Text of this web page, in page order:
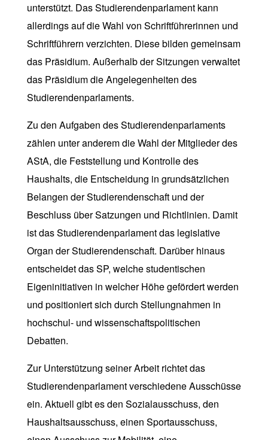
unterstützt. Das Studierendenparlament kann
allerdings auf die Wahl von Schriftführerinnen und
Schriftführern verzichten. Diese bilden gemeinsam
das Präsidium. Außerhalb der Sitzungen verwaltet
das Präsidium die Angelegenheiten des
Studierendenparlaments.
Zu den Aufgaben des Studierendenparlaments
zählen unter anderem die Wahl der Mitglieder des
AStA, die Feststellung und Kontrolle des
Haushalts, die Entscheidung in grundsätzlichen
Belangen der Studierendenschaft und der
Beschluss über Satzungen und Richtlinien. Damit
ist das Studierendenparlament das legislative
Organ der Studierendenschaft. Darüber hinaus
entscheidet das SP, welche studentischen
Eigeninitiativen in welcher Höhe gefördert werden
und positioniert sich durch Stellungnahmen in
hochschul- und wissenschaftspolitischen
Debatten.
Zur Unterstützung seiner Arbeit richtet das
Studierendenparlament verschiedene Ausschüsse
ein. Aktuell gibt es den Sozialausschuss, den
Haushaltsausschuss, einen Sportausschuss,